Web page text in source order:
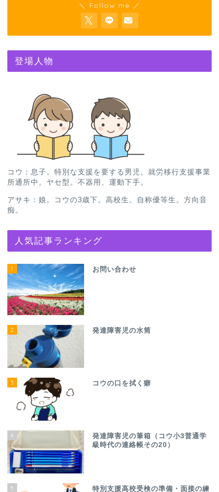
＼ Follow me ／
登場人物
コウ：息子。特別な支援を要する男児。就労移行支援事業
所通所中。ヤセ型。不器用、運動下手。
アサキ：娘。コウの3歳下。高校生。自称優等生。方向音
痴。
人気記事ランキング
1 お問い合わせ
2 発達障害児の水筒
3 コウの口を拭く癖
4
発達障害児の筆箱（コウ小3普通学
級時代の連絡帳その20）
5
特別支援高校受検の準備・面接の練